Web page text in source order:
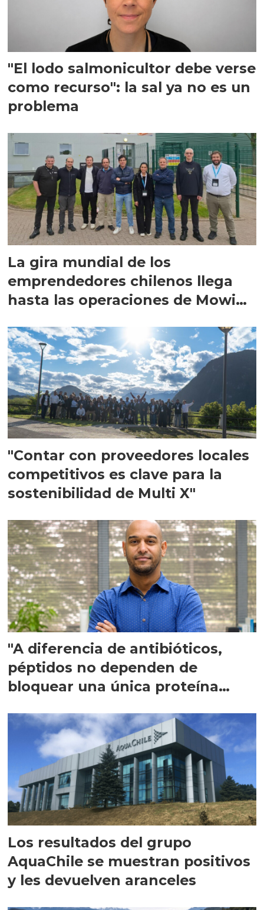
"El lodo salmonicultor debe verse
como recurso": la sal ya no es un
problema
La gira mundial de los
emprendedores chilenos llega
hasta las operaciones de Mowi
"Contar con proveedores locales
competitivos es clave para la
sostenibilidad de Multi X"
"A diferencia de antibióticos,
péptidos no dependen de
bloquear una única proteína
Los resultados del grupo
AquaChile se muestran positivos
y les devuelven aranceles